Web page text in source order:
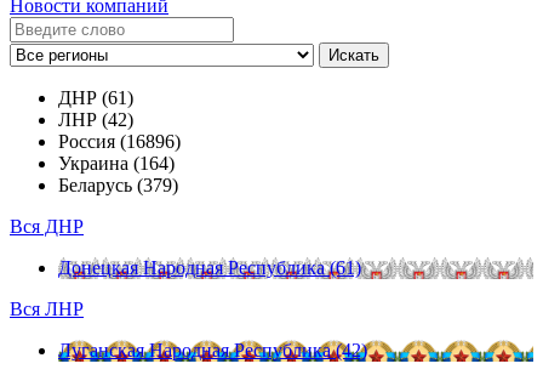
Новости компаний
Искать
ДНР (61)
ЛНР (42)
Россия (16896)
Украина (164)
Беларусь (379)
Вся ДНР
Донецкая Народная Республика (61)
Вся ЛНР
Луганская Народная Республика (42)